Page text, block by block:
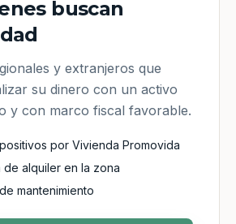
buscan
y extranjeros que
su dinero con un activo
y con marco fiscal favorable.
por Vivienda Promovida
de alquiler en la zona
mantenimiento